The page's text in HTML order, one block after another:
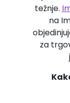
težnje.
na
za